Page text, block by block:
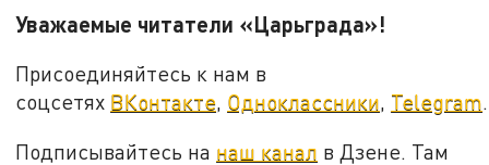
Уважаемые читатели «Царьграда»!
Присоединяйтесь к нам в
соцсетях ВКонтакте, Одноклассники, Telegram.
Подписывайтесь на наш канал в Дзене. Там